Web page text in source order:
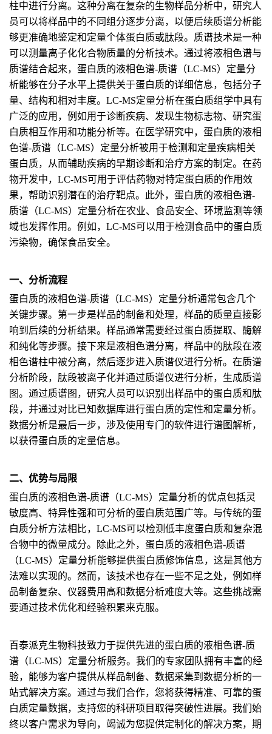
柱中进行分离。这种分离在复杂的生物样品分析中，研究人
员可以将样品中的不同组分逐步分离，以便后续质谱分析能
够更准确地鉴定和定量个体蛋白质或肽段。质谱技术是一种
可以测量离子化化合物质量的分析技术。通过将液相色谱与
质谱结合起来，蛋白质的液相色谱-质谱（LC-MS）定量分
析能够在分子水平上提供关于蛋白质的详细信息，包括分子
量、结构和相对丰度。LC-MS定量分析在蛋白质组学中具有
广泛的应用，例如用于诊断疾病、发现生物标志物、研究蛋
白质相互作用和功能分析等。在医学研究中，蛋白质的液相
色谱-质谱（LC-MS）定量分析被用于检测和定量疾病相关
蛋白质，从而辅助疾病的早期诊断和治疗方案的制定。在药
物开发中，LC-MS可用于评估药物对特定蛋白质的作用效
果，帮助识别潜在的治疗靶点。此外，蛋白质的液相色谱-
质谱（LC-MS）定量分析在农业、食品安全、环境监测等领
域也发挥作用。例如，LC-MS可以用于检测食品中的蛋白质
污染物，确保食品安全。
一、分析流程
蛋白质的液相色谱-质谱（LC-MS）定量分析通常包含几个
关键步骤。第一步是样品的制备和处理，样品的质量直接影
响到后续的分析结果。样品通常需要经过蛋白质提取、酶解
和纯化等步骤。接下来是液相色谱分离，样品中的肽段在液
相色谱柱中被分离，然后逐步进入质谱仪进行分析。在质谱
分析阶段，肽段被离子化并通过质谱仪进行分析，生成质谱
图。通过质谱图，研究人员可以识别出样品中的蛋白质和肽
段，并通过对比已知数据库进行蛋白质的定性和定量分析。
数据分析是最后一步，涉及使用专门的软件进行谱图解析，
以获得蛋白质的定量信息。
二、优势与局限
蛋白质的液相色谱-质谱（LC-MS）定量分析的优点包括灵
敏度高、特异性强和可分析的蛋白质范围广等。与传统的蛋
白质分析方法相比，LC-MS可以检测低丰度蛋白质和复杂混
合物中的微量成分。除此之外，蛋白质的液相色谱-质谱
（LC-MS）定量分析能够提供蛋白质修饰信息，这是其他方
法难以实现的。然而，该技术也存在一些不足之处，例如样
品制备复杂、仪器费用高和数据分析难度大等。这些挑战需
要通过技术优化和经验积累来克服。
百泰派克生物科技致力于提供先进的蛋白质的液相色谱-质
谱（LC-MS）定量分析服务。我们的专家团队拥有丰富的经
验，能够为客户提供从样品制备、数据采集到数据分析的一
站式解决方案。通过与我们合作，您将获得精准、可靠的蛋
白质定量数据，支持您的科研项目取得突破性进展。我们始
终以客户需求为导向，竭诚为您提供定制化的解决方案，期